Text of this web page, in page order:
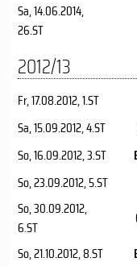
Sa, 14.06.2014,
26.ST
2012/13
Fr, 17.08.2012, 1.ST
Sa, 15.09.2012, 4.ST
So, 16.09.2012, 3.ST
So, 23.09.2012, 5.ST
So, 30.09.2012,
6.ST
So, 21.10.2012, 8.ST